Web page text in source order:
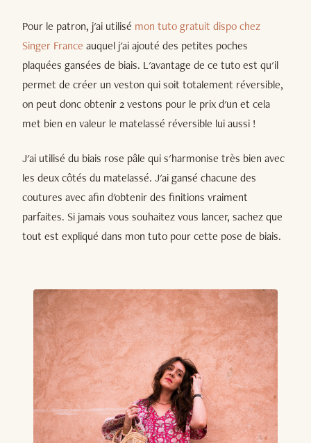
Pour le patron, j'ai utilisé mon tuto gratuit dispo chez
Singer France auquel j'ai ajouté des petites poches
plaquées gansées de biais. L'avantage de ce tuto est qu'il
permet de créer un veston qui soit totalement réversible,
on peut donc obtenir 2 vestons pour le prix d'un et cela
met bien en valeur le matelassé réversible lui aussi !
J'ai utilisé du biais rose pâle qui s'harmonise très bien avec
les deux côtés du matelassé. J'ai gansé chacune des
coutures avec afin d'obtenir des finitions vraiment
parfaites. Si jamais vous souhaitez vous lancer, sachez que
tout est expliqué dans mon tuto pour cette pose de biais.